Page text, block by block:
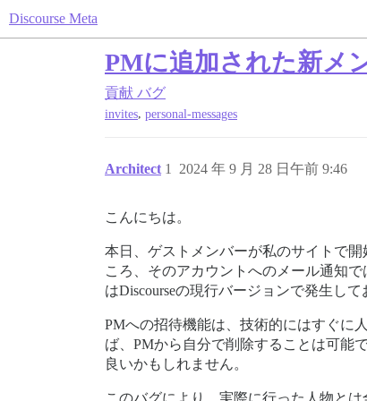
Discourse Meta
PMに追加された新メ
貢献 バグ
invites, personal-messages
Architect 2024 年 9 月 28 日午前 9:46
1
こんにちは。
本日、ゲストメンバーが私のサイトで
ころ、そのアカウントへのメール通知
はDiscourseの現行バージョンで発生し
PMへの招待機能は、技術的にはすぐに
ば、PMから自分で削除することは可能
良いかもしれません。